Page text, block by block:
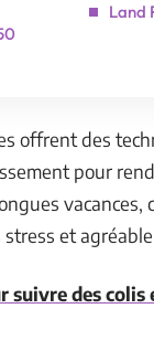
Land
offrent des
pour
vacances,
et
suivre des colis